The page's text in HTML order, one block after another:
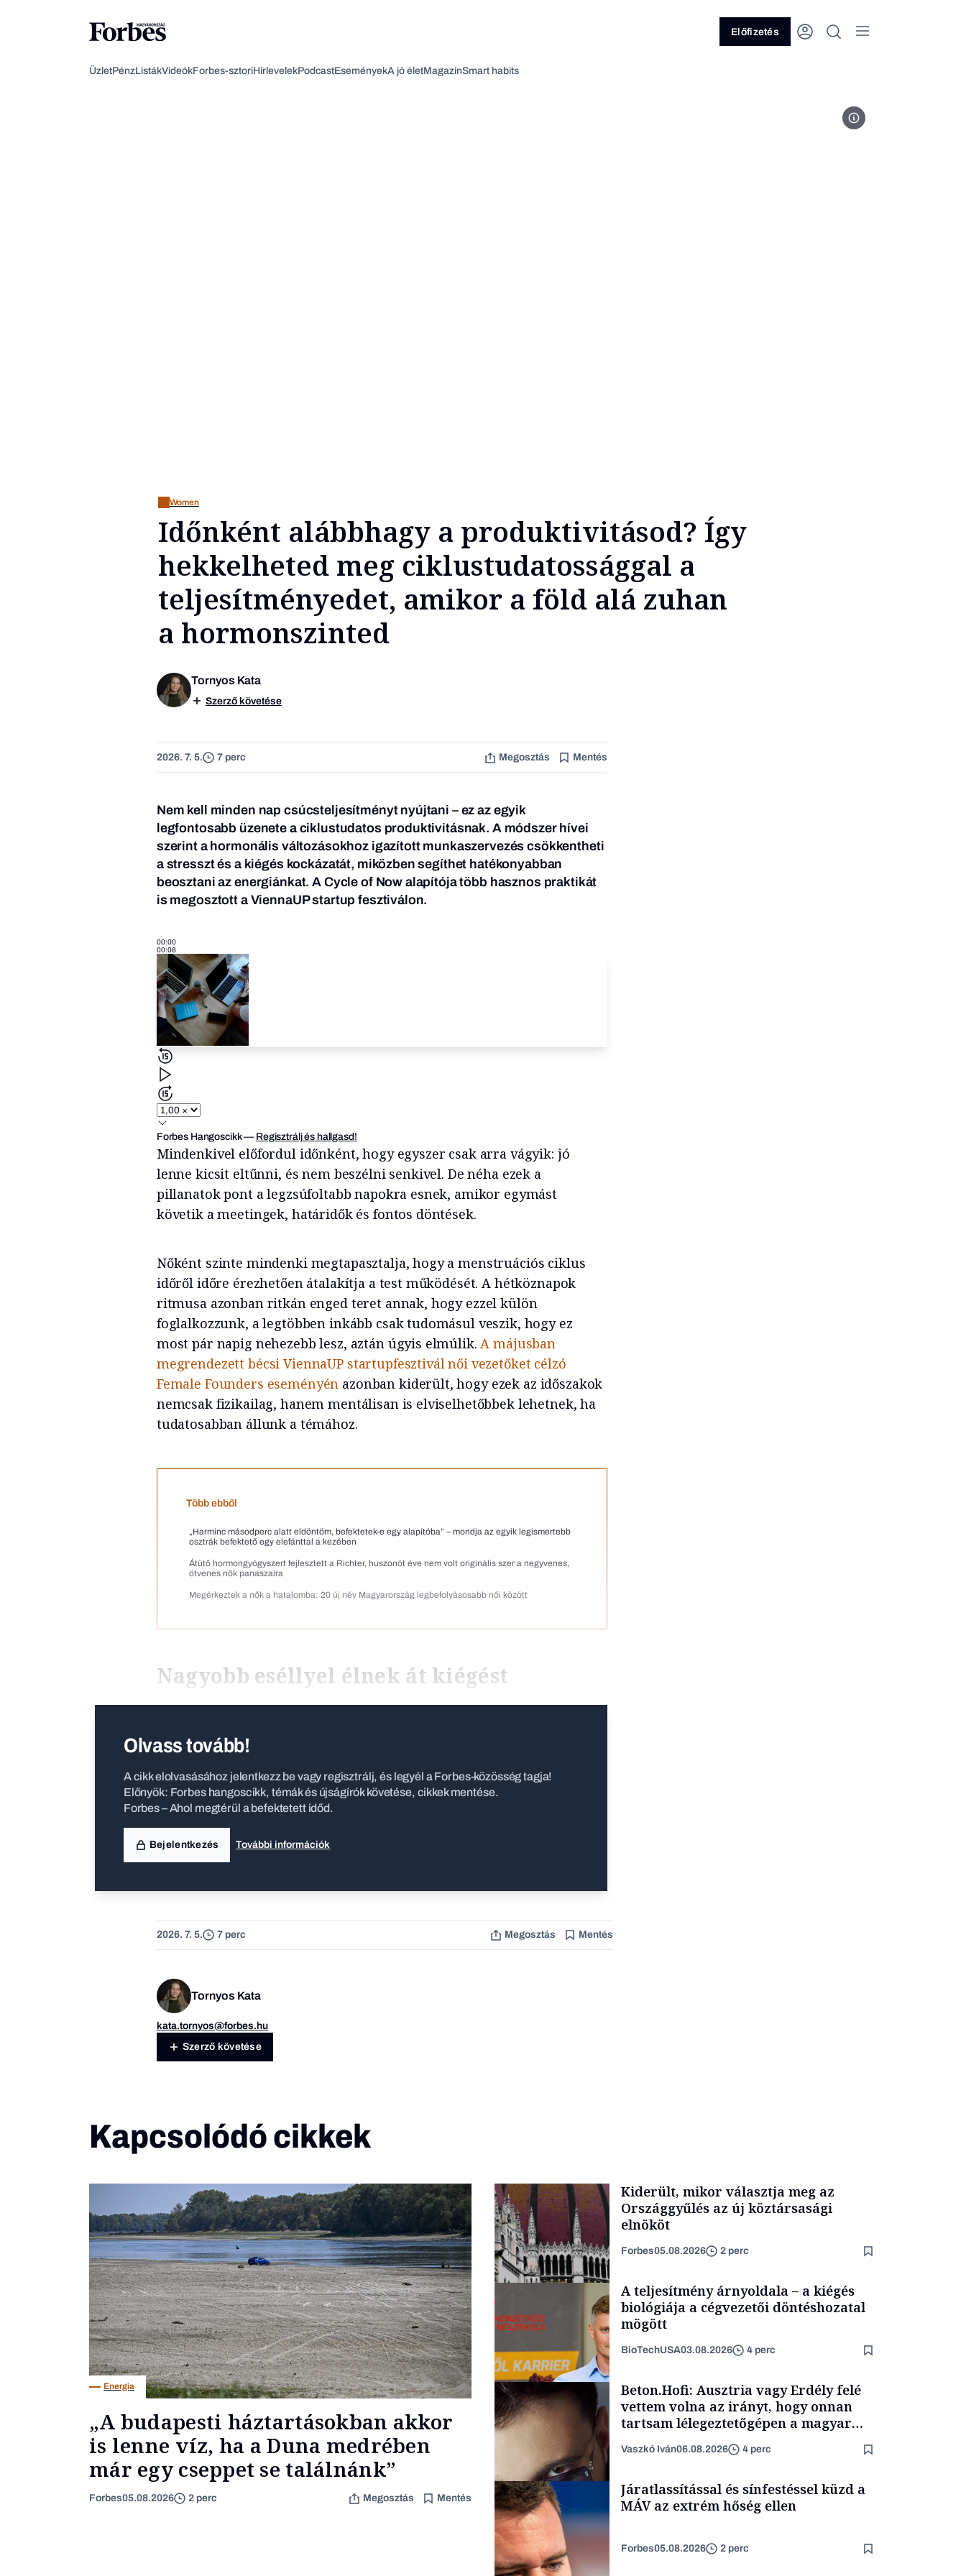
Előfizetés
ÜzletPénzListákVideókForbes-sztoriHírlevelekPodcastEseményekA jó életMagazinSmart habits
Fotó: CoWomen, Unsplash
Women
Időnként alábbhagy a produktivitásod? Így
hekkelheted meg ciklustudatossággal a
teljesítményedet, amikor a föld alá zuhan
a hormonszinted
Tornyos Kata
Szerző követése
2026. 7. 5. 7 perc Megosztás Mentés
Nem kell minden nap csúcsteljesítményt nyújtani – ez az egyik
legfontosabb üzenete a ciklustudatos produktivitásnak. A módszer hívei
szerint a hormonális változásokhoz igazított munkaszervezés csökkentheti
a stresszt és a kiégés kockázatát, miközben segíthet hatékonyabban
beosztani az energiánkat. A Cycle of Now alapítója több hasznos praktikát
is megosztott a ViennaUP startup fesztiválon.
00:00
00:08
Forbes Hangoscikk— Regisztrálj és hallgasd!
Mindenkivel előfordul időnként, hogy egyszer csak arra vágyik: jó
lenne kicsit eltűnni, és nem beszélni senkivel. De néha ezek a
pillanatok pont a legzsúfoltabb napokra esnek, amikor egymást
követik a meetingek, határidők és fontos döntések.
Nőként szinte mindenki megtapasztalja, hogy a menstruációs ciklus
időről időre érezhetően átalakítja a test működését. A hétköznapok
ritmusa azonban ritkán enged teret annak, hogy ezzel külön
foglalkozzunk, a legtöbben inkább csak tudomásul veszik, hogy ez
most pár napig nehezebb lesz, aztán úgyis elmúlik. A májusban
megrendezett bécsi ViennaUP startupfesztivál női vezetőket célzó
Female Founders eseményén azonban kiderült, hogy ezek az időszakok
nemcsak fizikailag, hanem mentálisan is elviselhetőbbek lehetnek, ha
tudatosabban állunk a témához.
Több ebből
„Harminc másodperc alatt eldöntöm, befektetek-e egy alapítóba” – mondja az egyik legismertebb
osztrák befektető egy elefánttal a kezében
Átütő hormongyógyszert fejlesztett a Richter, huszonöt éve nem volt originális szer a negyvenes,
ötvenes nők panaszaira
Megérkeztek a nők a hatalomba: 20 új név Magyarország legbefolyásosabb női között
Nagyobb eséllyel élnek át kiégést
Olvass tovább!
A cikk elolvasásához jelentkezz be vagy regisztrálj, és legyél a Forbes-közösség tagja!
Előnyök: Forbes hangoscikk, témák és újságírók követése, cikkek mentése.
Forbes – Ahol megtérül a befektetett időd.
Bejelentkezés További információk
2026. 7. 5. 7 perc Megosztás Mentés
Tornyos Kata
kata.tornyos@forbes.hu
Szerző követése
Kapcsolódó cikkek
Energia
„A budapesti háztartásokban akkor
is lenne víz, ha a Duna medrében
már egy cseppet se találnánk”
Forbes05.08.2026 2 perc Megosztás Mentés
Kiderült, mikor választja meg az
Országgyűlés az új köztársasági
elnököt
Forbes05.08.2026 2 perc
Content Lab HUB
A teljesítmény árnyoldala – a kiégés
biológiája a cégvezetői döntéshozatal
mögött
BioTechUSA03.08.2026 4 perc
Beton.Hofi: Ausztria vagy Erdély felé
vettem volna az irányt, hogy onnan
tartsam lélegeztetőgépen a magyar
Vaszkó Iván06.08.2026 4 perc
Járatlassítással és sínfestéssel küzd a
MÁV az extrém hőség ellen
Forbes05.08.2026 2 perc